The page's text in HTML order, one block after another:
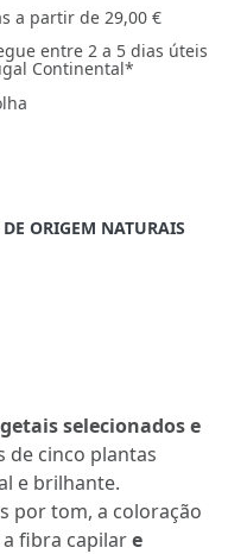
a partir de 29,00 €
entre 2 a 5 dias úteis
Continental*
ORIGEM NATURAIS
selecionados e
de cinco plantas
e brilhante.
por tom, a coloração
fibra capilare